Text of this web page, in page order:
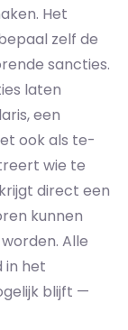
Het
zelf de
sancties.
laten
een
ook als te-
wie te
direct een
kunnen
Alle
in het
blijft —